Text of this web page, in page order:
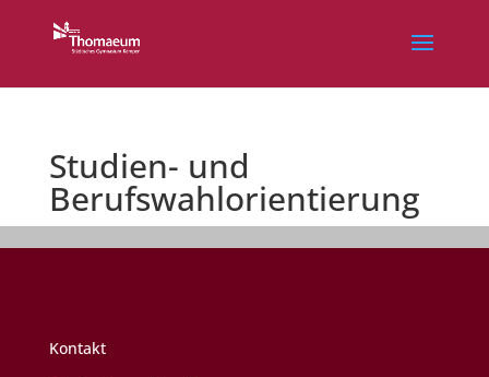
Studien- und
Berufswahlorientierung
Kontakt